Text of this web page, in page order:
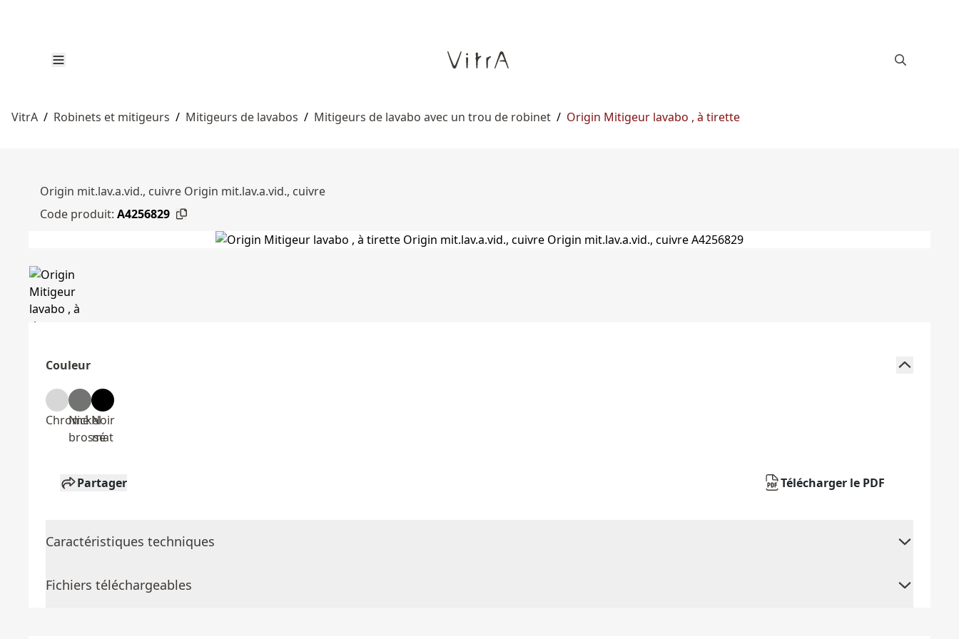
VitrA / Robinets et mitigeurs / Mitigeurs de lavabos / Mitigeurs de lavabo avec un trou de robinet / Origin Mitigeur lavabo , à tirette
Origin mit.lav.a.vid., cuivre Origin mit.lav.a.vid., cuivre
Code produit: A4256829
Couleur
Chromé
Nickel
brossé
Noir
mat
Partager Télécharger le PDF
Caractéristiques techniques
Fichiers téléchargeables